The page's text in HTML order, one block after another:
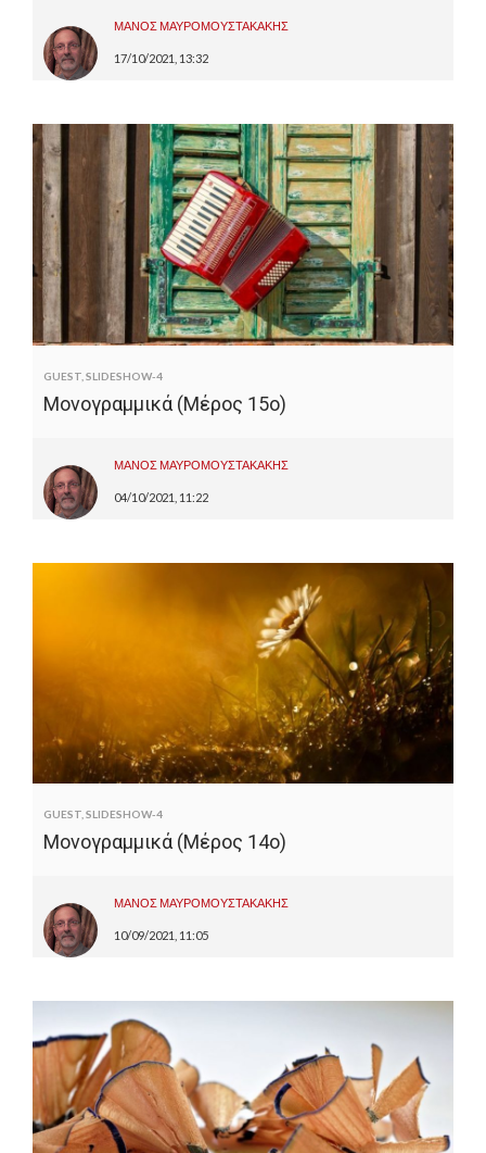
ΜΑΝΟΣ ΜΑΥΡΟΜΟΥΣΤΑΚΑΚΗΣ
17/10/2021, 13:32
GUEST SLIDESHOW-4
Μονογραμμικά (Μέρος 15ο)
ΜΑΝΟΣ ΜΑΥΡΟΜΟΥΣΤΑΚΑΚΗΣ
04/10/2021, 11:22
GUEST SLIDESHOW-4
Μονογραμμικά (Μέρος 14ο)
ΜΑΝΟΣ ΜΑΥΡΟΜΟΥΣΤΑΚΑΚΗΣ
10/09/2021, 11:05